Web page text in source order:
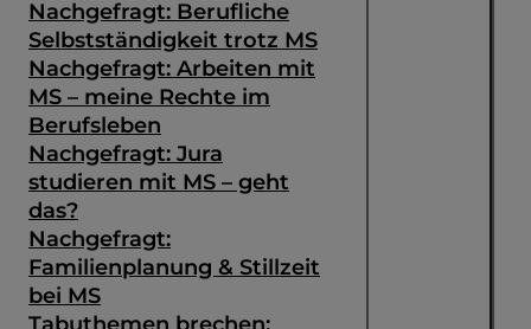
Nachgefragt: Berufliche
Selbstständigkeit trotz MS
Nachgefragt: Arbeiten mit
MS – meine Rechte im
Berufsleben
Nachgefragt: Jura
studieren mit MS – geht
das?
Nachgefragt:
Familienplanung & Stillzeit
bei MS